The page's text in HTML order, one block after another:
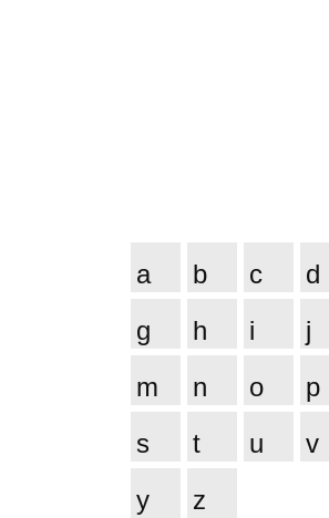
a b c d
g
h i j
m
n o p
s
t u v
y
z